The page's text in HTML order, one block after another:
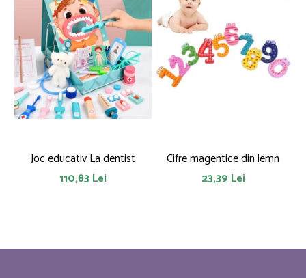
Joc educativ La dentist
110,83 Lei
Cifre magentice din lemn
23,39 Lei